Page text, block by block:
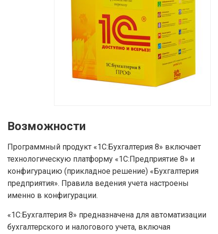
Возможности
Программный продукт «1С:Бухгалтерия 8» включает
технологическую платформу «1С:Предприятие 8» и
конфигурацию (прикладное решение) «Бухгалтерия
предприятия». Правила ведения учета настроены
именно в конфигурации.
«1С:Бухгалтерия 8» предназначена для автоматизации
бухгалтерского и налогового учета, включая